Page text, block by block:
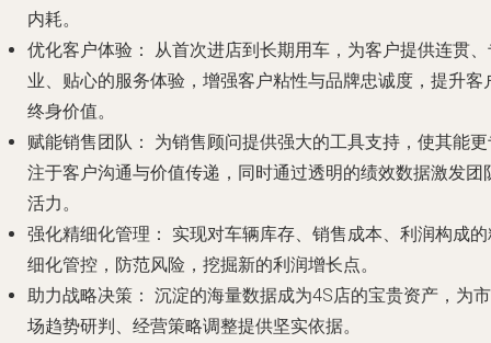
内耗。
优化客户体验：
从首次进店到长期用车，为客户提供连贯
业、贴心的服务体验，增强客户粘性与品牌忠诚度，提升客
终身价值。
赋能销售团队：
为销售顾问提供强大的工具支持，使其能
注于客户沟通与价值传递，同时通过透明的绩效数据激发团
活力。
强化精细化管理：
实现对车辆库存、销售成本、利润构成
细化管控，防范风险，挖掘新的利润增长点。
助力战略决策： 沉淀的海量数据成为4S店的宝贵资产，为市
场趋势研判、经营策略调整提供坚实依据。